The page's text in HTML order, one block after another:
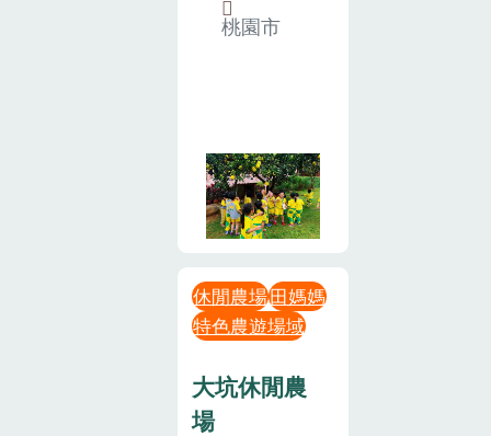
桃園市
休閒農場田媽媽
特色農遊場域
大坑休閒農
場